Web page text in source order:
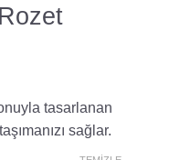
tasarlanan
sağlar.